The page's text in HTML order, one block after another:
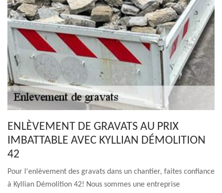
ENLÈVEMENT DE GRAVATS AU PRIX
IMBATTABLE AVEC KYLLIAN DÉMOLITION
42
Pour l'enlèvement des gravats dans un chantier, faites confiance
à Kyllian Démolition 42! Nous sommes une entreprise